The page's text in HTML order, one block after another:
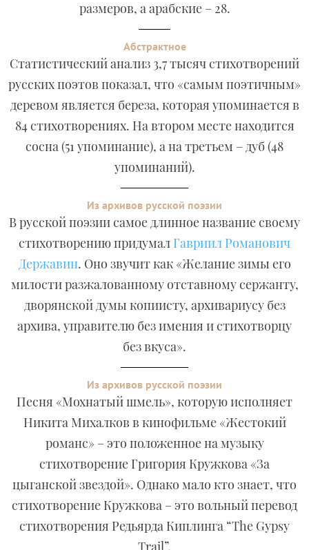
размеров, а арабские – 28.
Абстрактное
Статистический анализ 3,7 тысяч стихотворений
русских поэтов показал, что «самым поэтичным»
деревом является береза, которая упоминается в
84 стихотворениях. На втором месте находится
сосна (51 упоминание), а на третьем – дуб (48
упоминаний).
Из архивов русской поэзии
В русской поэзии самое длинное название своему
стихотворению придумал Гавриил Романович
Державин. Оно звучит как «Желание зимы его
милости разжалованному отставному сержанту,
дворянской думы копиисту, архивариусу без
архива, управителю без имения и стихотворцу
без вкуса».
Из архивов русской поэзии
Песня «Мохнатый шмель», которую исполняет
Никита Михалков в кинофильме «Жестокий
романс» – это положенное на музыку
стихотворение Григория Кружкова «За
цыганской звездой». Однако мало кто знает, что
стихотворение Кружкова – это вольный перевод
стихотворения Редьярда Киплинга “The Gypsy
Trail”.